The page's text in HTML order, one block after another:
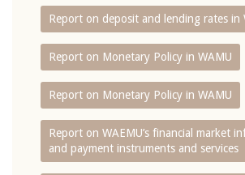
Report on deposit and lending rates in
Report on Monetary Policy in WAMU
Report on Monetary Policy in WAMU
Report on WAEMU’s financial market
and payment instruments and services